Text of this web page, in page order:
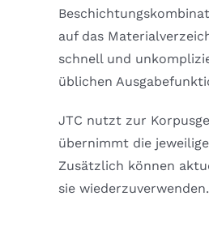
auf das
schnell und
üblichen
JTC nutzt zur
übernimmt die
Zusätzlich können
sie wiederzuverwenden.